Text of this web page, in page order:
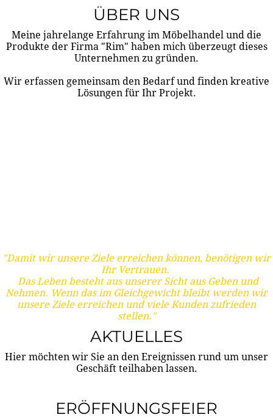
ÜBER UNS
Meine jahrelange Erfahrung im Möbelhandel und die
Produkte der Firma "Rim" haben mich überzeugt dieses
Unternehmen zu gründen.
Wir erfassen gemeinsam den Bedarf und finden kreative
Lösungen für Ihr Projekt.
"Damit wir unsere Ziele erreichen können, benötigen wir
Ihr Vertrauen.
Das Leben besteht aus unserer Sicht aus Geben und
Nehmen. Wenn das im Gleichgewicht bleibt werden wir
unsere Ziele erreichen und viele Kunden zufrieden
stellen."
AKTUELLES
Hier möchten wir Sie an den Ereignissen rund um unser
Geschäft teilhaben lassen.
ERÖFFNUNGSFEIER